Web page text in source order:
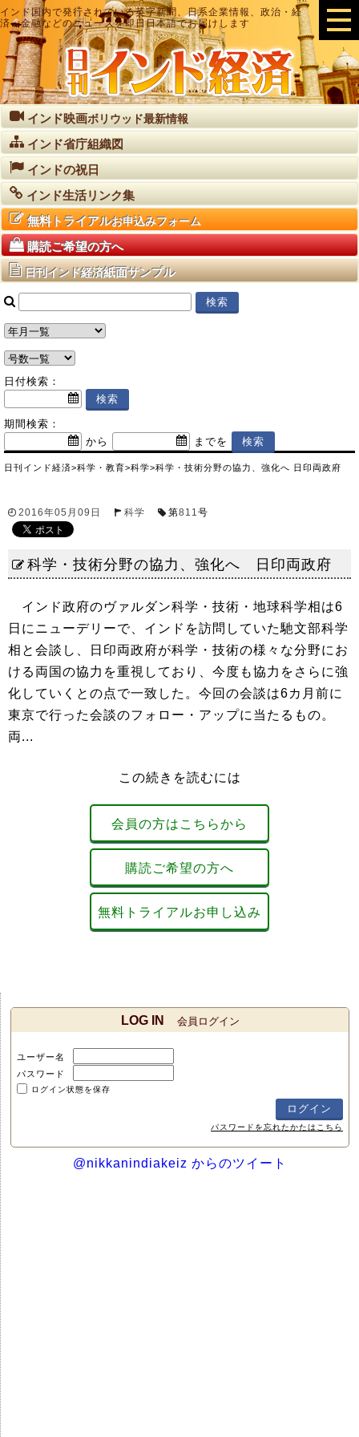
インド国内で発行されている英字新聞、日系企業情報、政治・経
済・金融などのニュースを即日日本語でお届けします
インド映画ボリウッド最新情報
インド省庁組織図
インドの祝日
インド生活リンク集
無料トライアルお申込みフォーム
購読ご希望の方へ
日刊インド経済紙面サンプル
日付検索：
期間検索：
から
までを
日刊インド経済>科学・教育>科学>科学・技術分野の協力、強化へ 日印両政府
2016年05月09日 科学 第811号
科学・技術分野の協力、強化へ 日印両政府
インド政府のヴァルダン科学・技術・地球科学相は6
日にニューデリーで、インドを訪問していた馳文部科学
相と会談し、日印両政府が科学・技術の様々な分野にお
ける両国の協力を重視しており、今度も協力をさらに強
化していくとの点で一致した。今回の会談は6カ月前に
東京で行った会談のフォロー・アップに当たるもの。
両...
この続きを読むには
会員の方はこちらから
購読ご希望の方へ
無料トライアルお申し込み
LOG IN 会員ログイン
ユーザー名
パスワード
ログイン状態を保存
パスワードを忘れたかたはこちら
@nikkanindiakeiz からのツイート